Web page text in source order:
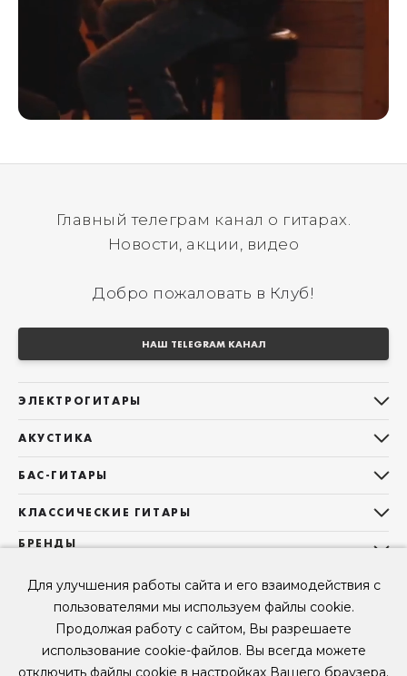
Для улучшения работы сайта и его взаимодействия с
пользователями мы используем файлы cookie.
Продолжая работу с сайтом, Вы разрешаете
использование cookie-файлов. Вы всегда можете
отключить файлы cookie в настройках Вашего браузера.
Главный телеграм канал о гитарах.
Новости, акции, видео
Добро пожаловать в Клуб!
НАШ TELEGRAM КАНАЛ
ЭЛЕКТРОГИТАРЫ
Telecaster
Les Paul
Superstrat
АКУСТИКА
Фолки (ОМ, 000, 00)
Гранд Аудиториум
Б/У, уцененные гитары
БАС-ГИТАРЫ
Precision Bass
Б/У, уцененные гитары
КЛАССИЧЕСКИЕ ГИТАРЫ
Все классические гитары
Б/У, уцененные гитары
БРЕНДЫ
Sigma Guitars
Enya Guitars
Fender
Gibson
Контакты
Мы в Telegram
Мы в ВК
Мы в YouTube